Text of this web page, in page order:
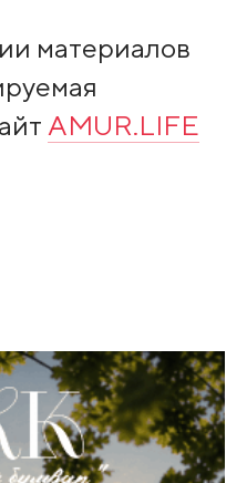
материалов
AMUR.LIFE